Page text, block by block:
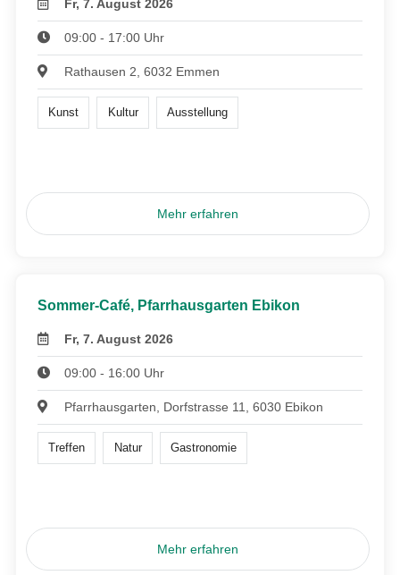
Fr, 7. August 2026
09:00 - 17:00 Uhr
Rathausen 2, 6032 Emmen
Kunst Kultur Ausstellung
Mehr erfahren
Sommer-Café, Pfarrhausgarten Ebikon
Fr, 7. August 2026
09:00 - 16:00 Uhr
Pfarrhausgarten, Dorfstrasse 11, 6030 Ebikon
Treffen Natur Gastronomie
Mehr erfahren